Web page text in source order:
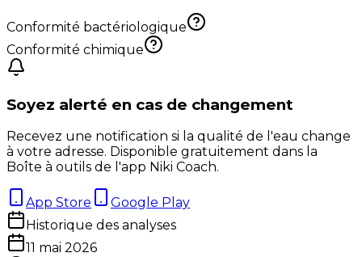
Conformité bactériologique
Conformité chimique
Soyez alerté en cas de changement
Recevez une notification si la qualité de l'eau change
à votre adresse. Disponible gratuitement dans la
Boîte à outils de l'app Niki Coach.
App Store
Google Play
Historique des analyses
11 mai 2026